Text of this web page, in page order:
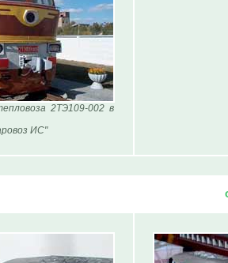
2ТЭ109-002 в
ИС"